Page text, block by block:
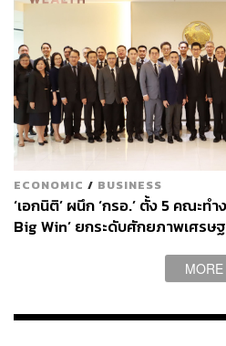
ECONOMIC / BUSINESS
‘เอกนิติ’ ผนึก ‘กรอ.’ ตั้ง 5 คณะท
Big Win’ ยกระดับศักยภาพเศรษ
MORE